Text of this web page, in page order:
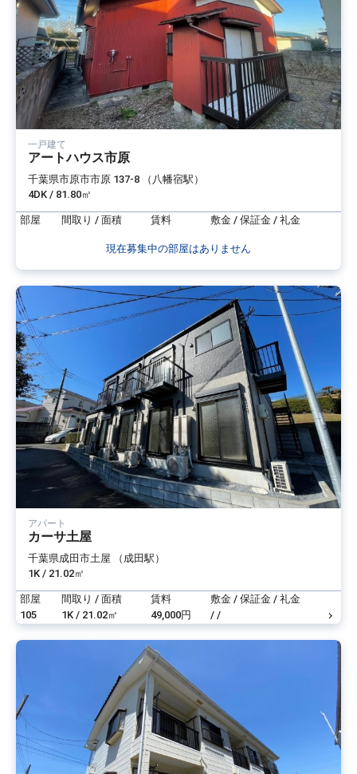
一戸建て
アートハウス市原
千葉県市原市市原 137-8 （八幡宿駅）
4DK / 81.80㎡
部屋 間取り / 面積 賃料 敷金 / 保証金 / 礼金
現在募集中の部屋はありません
アパート
カーサ土屋
千葉県成田市土屋 （成田駅）
1K / 21.02㎡
部屋 間取り / 面積 賃料
敷金 / 保証金 / 礼金
105
1K / 21.02㎡ 49,000円 / /